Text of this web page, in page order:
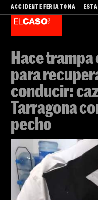
ACCIDENTE FERIA TONA
Hace trampa
para
conducir:
Tarragona
pecho